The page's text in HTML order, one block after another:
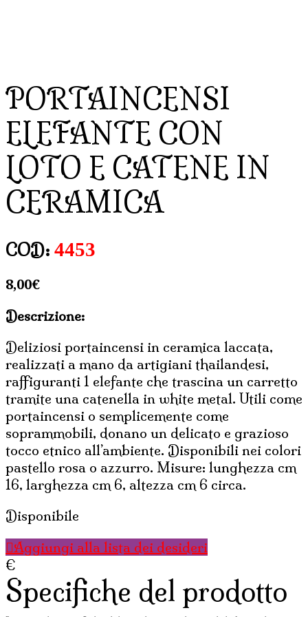
PORTAINCENSI
ELEFANTE CON
LOTO E CATENE IN
CERAMICA
COD: 4453
8,00€
Descrizione:
Deliziosi portaincensi in ceramica laccata,
realizzati a mano da artigiani thailandesi,
raffiguranti 1 elefante che trascina un carretto
tramite una catenella in white metal. Utili come
portaincensi o semplicemente come
soprammobili, donano un delicato e grazioso
tocco etnico all’ambiente. Disponibili nei colori
pastello rosa o azzurro. Misure: lunghezza cm
16, larghezza cm 6, altezza cm 6 circa.
Disponibile
Aggiungi alla lista dei desideri
€
Specifiche del prodotto